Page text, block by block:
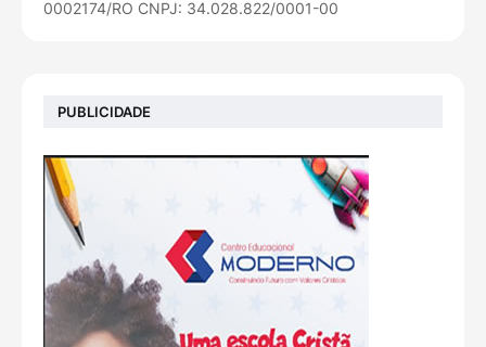
0002174/RO CNPJ: 34.028.822/0001-00
PUBLICIDADE